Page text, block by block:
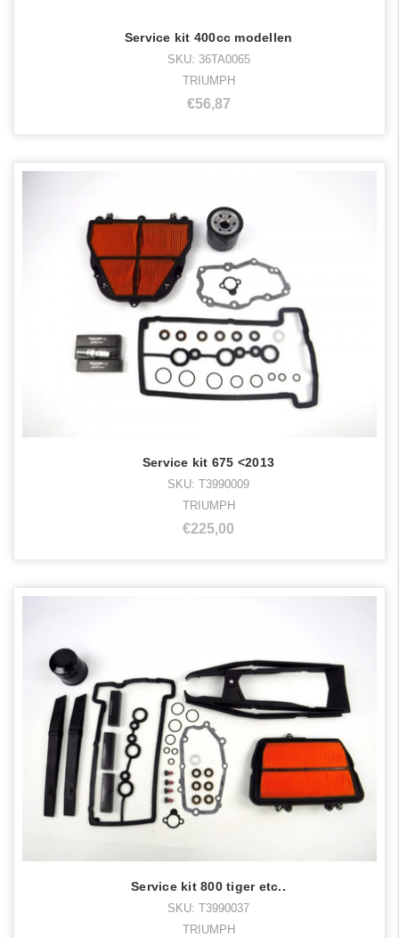
Service kit 400cc modellen
SKU: 36TA0065
TRIUMPH
€56,87
Service kit 675 <2013
SKU: T3990009
TRIUMPH
€225,00
Service kit 800 tiger etc..
SKU: T3990037
TRIUMPH